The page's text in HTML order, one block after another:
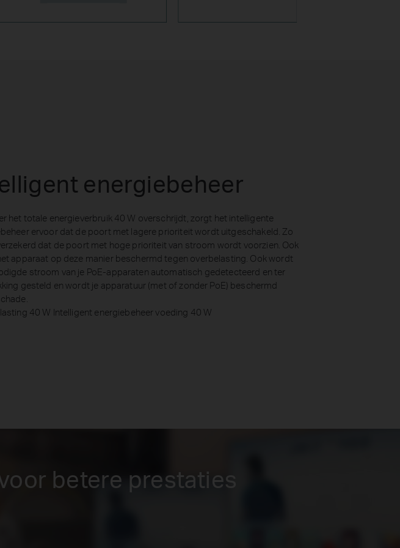
energiebeheer
het totale energieverbruik 40 W overschrijdt, zorgt het intelligente
ervoor dat de poort met lagere prioriteit wordt uitgeschakeld. Zo
dat de poort met hoge prioriteit van stroom wordt voorzien. Ook
apparaat op deze manier beschermd tegen overbelasting. Ook wordt
stroom van je PoE-apparaten automatisch gedetecteerd en ter
gesteld en wordt je apparatuur (met of zonder PoE) beschermd
40 W Intelligent energiebeheer voeding 40 W
betere prestaties